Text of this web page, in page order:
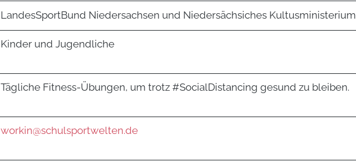
LandesSportBund Niedersachsen und Niedersächsiches Kultusministerium
Kinder und Jugendliche
Tägliche Fitness-Übungen, um trotz #SocialDistancing gesund zu bleiben.
workin@schulsportwelten.de